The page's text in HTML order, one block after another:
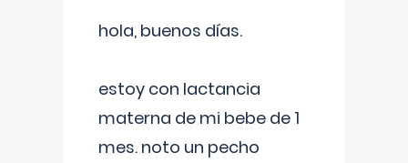
hola, buenos días.
estoy con lactancia
materna de mi bebe de 1
mes. noto un pecho